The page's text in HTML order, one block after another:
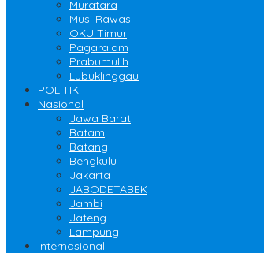
Muratara
Musi Rawas
OKU Timur
Pagaralam
Prabumulih
Lubuklinggau
POLITIK
Nasional
Jawa Barat
Batam
Batang
Bengkulu
Jakarta
JABODETABEK
Jambi
Jateng
Lampung
Internasional